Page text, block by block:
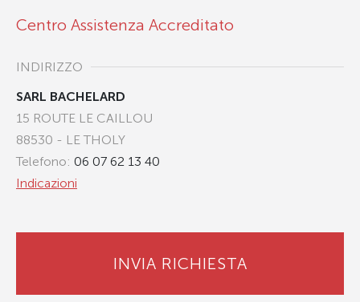
Centro Assistenza Accreditato
INDIRIZZO
SARL BACHELARD
15 ROUTE LE CAILLOU
88530 - LE THOLY
Telefono: 06 07 62 13 40
Indicazioni
INVIA RICHIESTA